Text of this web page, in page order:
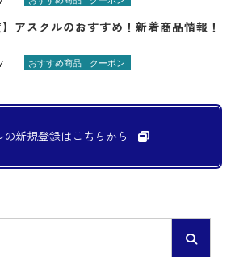
】アスクルのおすすめ！新着商品情報！
おすすめ商品 クーポン
の新規登録は こちらから